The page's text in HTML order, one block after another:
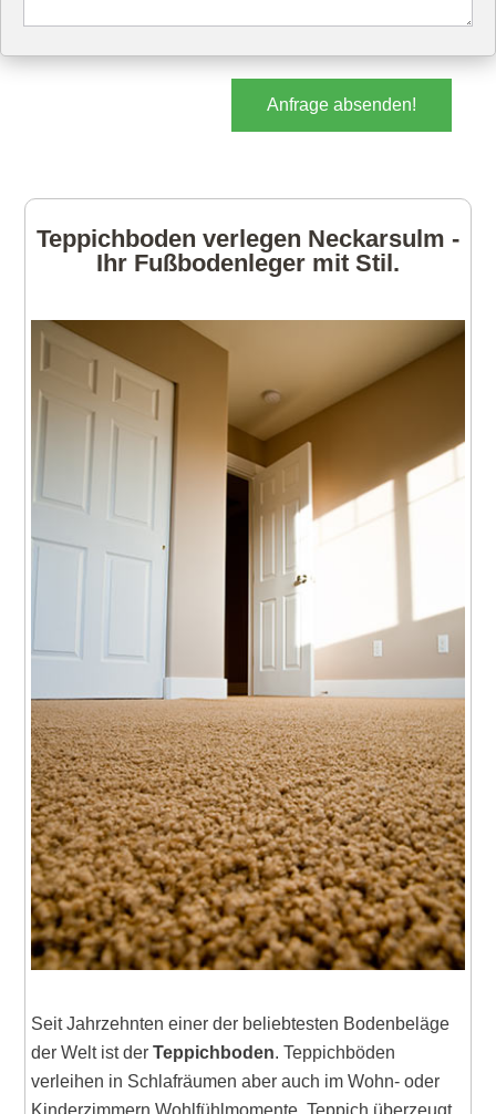
Anfrage absenden!
Teppichboden verlegen Neckarsulm -
Ihr Fußbodenleger mit Stil.
Seit Jahrzehnten einer der beliebtesten Bodenbeläge
der Welt ist derTeppichboden. Teppichböden
verleihen in Schlafräumen aber auch im Wohn- oder
Kinderzimmern Wohlfühlmomente. Teppich überzeugt